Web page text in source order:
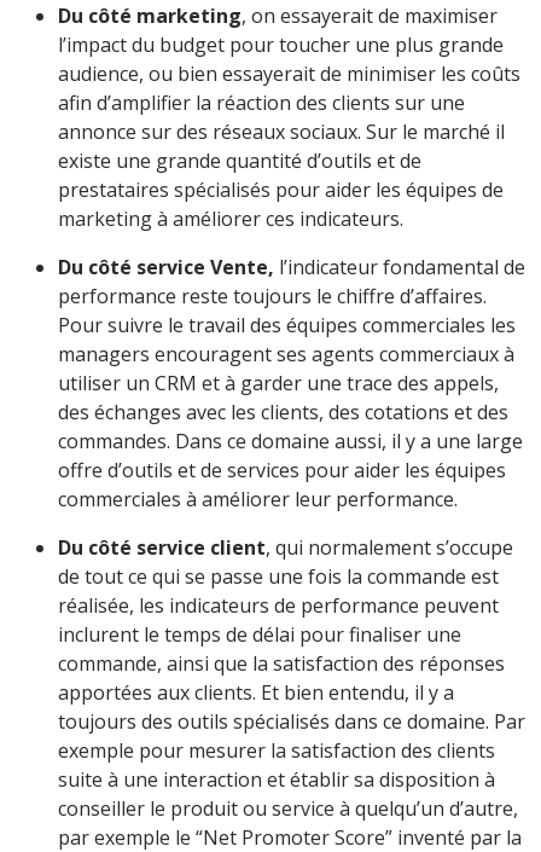
Du côté marketing, on essayerait de maximiser
l’impact du budget pour toucher une plus grande
audience, ou bien essayerait de minimiser les coûts
afin d’amplifier la réaction des clients sur une
annonce sur des réseaux sociaux. Sur le marché il
existe une grande quantité d’outils et de
prestataires spécialisés pour aider les équipes de
marketing à améliorer ces indicateurs.
Du côté service Vente, l’indicateur fondamental de
performance reste toujours le chiffre d’affaires.
Pour suivre le travail des équipes commerciales les
managers encouragent ses agents commerciaux à
utiliser un CRM et à garder une trace des appels,
des échanges avec les clients, des cotations et des
commandes. Dans ce domaine aussi, il y a une large
offre d’outils et de services pour aider les équipes
commerciales à améliorer leur performance.
Du côté service client, qui normalement s’occupe
de tout ce qui se passe une fois la commande est
réalisée, les indicateurs de performance peuvent
inclurent le temps de délai pour finaliser une
commande, ainsi que la satisfaction des réponses
apportées aux clients. Et bien entendu, il y a
toujours des outils spécialisés dans ce domaine. Par
exemple pour mesurer la satisfaction des clients
suite à une interaction et établir sa disposition à
conseiller le produit ou service à quelqu’un d’autre,
par exemple le “Net Promoter Score” inventé par la